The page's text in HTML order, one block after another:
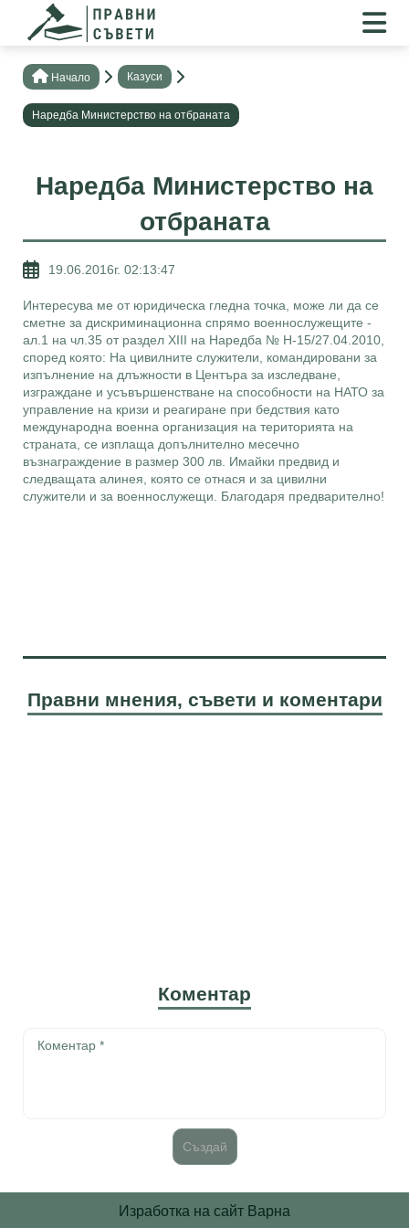
Нaчало Казуси
Наредба Министерство на отбраната
Наредба Министерство на
отбраната
19.06.2016г. 02:13:47
Интересува ме от юридическа гледна точка, може ли да се
сметне за дискриминационна спрямо военнослужещите -
ал.1 на чл.35 от раздел ХIII на Наредба № Н-15/27.04.2010,
според която: На цивилните служители, командировани за
изпълнение на длъжности в Центъра за изследване,
изграждане и усъвършенстване на способности на НАТО за
управление на кризи и реагиране при бедствия като
международна военна организация на територията на
страната, се изплаща допълнително месечно
възнаграждение в размер 300 лв. Имайки предвид и
следващата алинея, която се отнася и за цивилни
служители и за военнослужещи. Благодаря предварително!
Правни мнения, съвети и коментари
Коментар
Изработка на сайт Варна